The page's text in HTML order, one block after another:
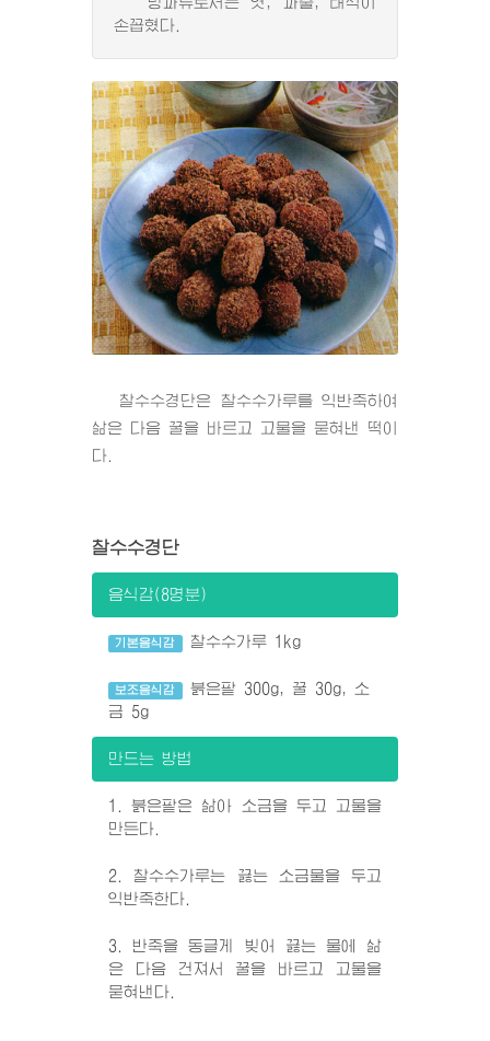
손꼽혔다.
찰수수경단은 찰수수가루를 익반죽하여
삶은 다음 꿀을 바르고 고물을 묻혀낸 떡이
다.
찰수수경단
음식감(8명분)
기본음식감 찰수수가루 1kg
보조음식감
붉은팥 300g, 꿀 30g, 소
금 5g
만드는 방법
1. 붉은팥은 삶아 소금을 두고 고물을
만든다.
2. 찰수수가루는 끓는 소금물을 두고
익반죽한다.
3. 반죽을 동글게 빚어 끓는 물에 삶
은 다음 건져서 꿀을 바르고 고물을
묻혀낸다.